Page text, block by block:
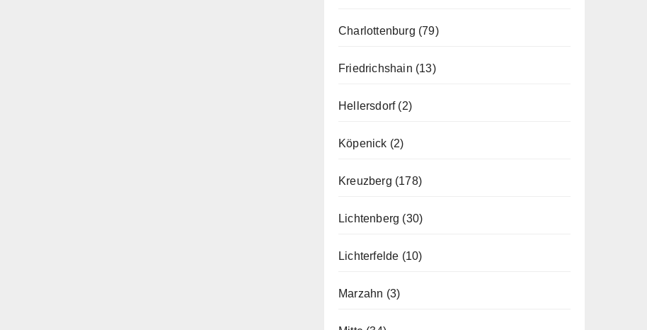
Charlottenburg (79)
Friedrichshain (13)
Hellersdorf(2)
Köpenick (2)
Kreuzberg (178)
Lichtenberg (30)
Lichterfelde (10)
Marzahn (3)